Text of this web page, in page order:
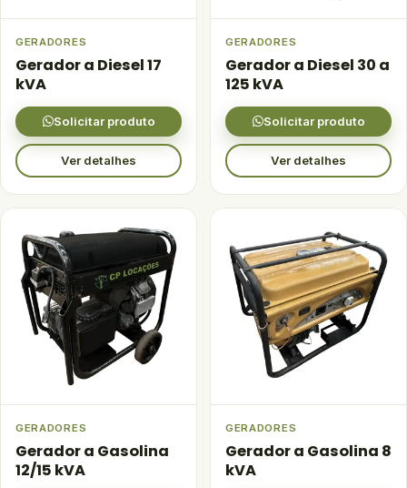
GERADORES
Gerador a Diesel 17
kVA
Solicitar produto
Ver detalhes
GERADORES
Gerador a Diesel 30 a
125 kVA
Solicitar produto
Ver detalhes
GERADORES
Gerador a Gasolina
12/15 kVA
GERADORES
Gerador a Gasolina 8
kVA